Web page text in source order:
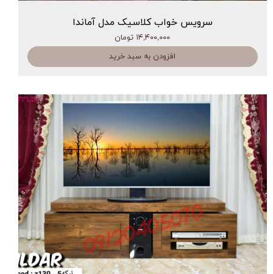
سرویس خواب کلاسیک مدل آماندا
۱۴,۴۰۰,۰۰۰ تومان
افزودن به سبد خرید